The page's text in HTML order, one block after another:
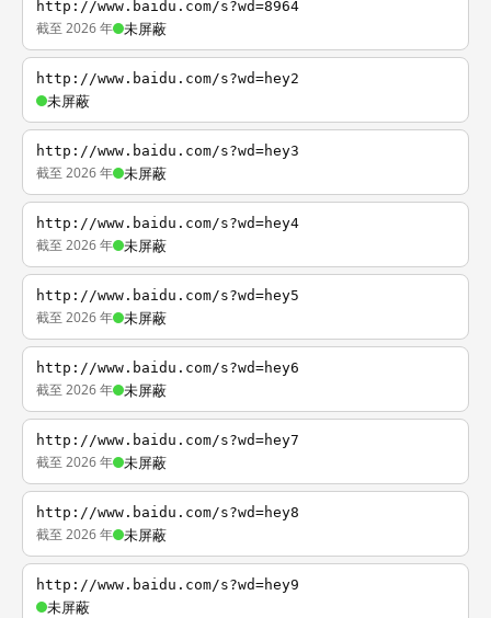
http://www.baidu.com/s?wd=8964
截至 2026 年 未屏蔽
http://www.baidu.com/s?wd=hey2
未屏蔽
http://www.baidu.com/s?wd=hey3
截至 2026 年 未屏蔽
http://www.baidu.com/s?wd=hey4
截至 2026 年 未屏蔽
http://www.baidu.com/s?wd=hey5
截至 2026 年 未屏蔽
http://www.baidu.com/s?wd=hey6
截至 2026 年 未屏蔽
http://www.baidu.com/s?wd=hey7
截至 2026 年 未屏蔽
http://www.baidu.com/s?wd=hey8
截至 2026 年 未屏蔽
http://www.baidu.com/s?wd=hey9
未屏蔽